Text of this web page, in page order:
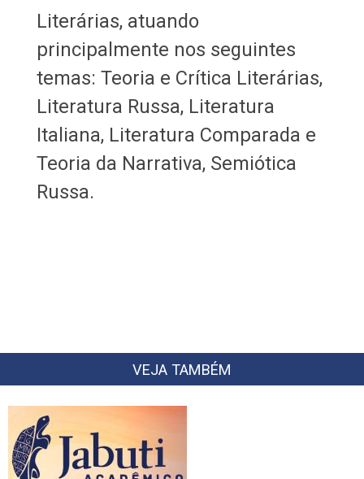
Literárias, atuando
principalmente nos seguintes
temas: Teoria e Crítica Literárias,
Literatura Russa, Literatura
Italiana, Literatura Comparada e
Teoria da Narrativa, Semiótica
Russa.
VEJA TAMBÉM